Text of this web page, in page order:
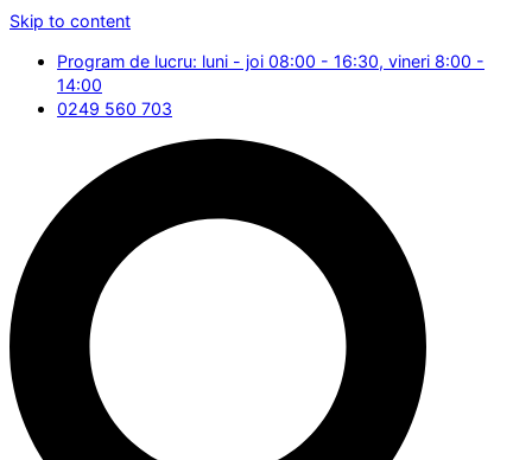
Skip to content
Program de lucru: luni - joi 08:00 - 16:30, vineri 8:00 -
14:00
0249 560 703